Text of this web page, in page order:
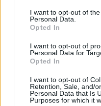
I want to opt-out of
Personal Data.
Opted In
I want to opt-out of
Personal Data for
Opted In
I want to opt-out of
Retention, Sale, and/
Personal Data that Is
Purposes for which it
Waarom steeds
Steijn: ‘Bergwijn
Van Gaal-vertrek